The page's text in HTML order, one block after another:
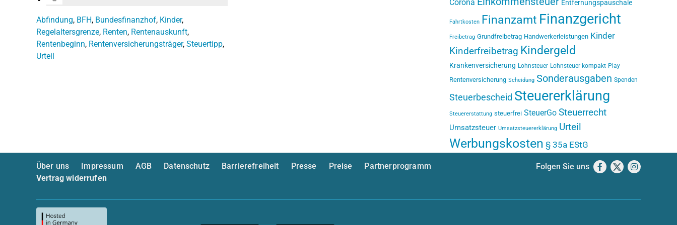
Abfindung, BFH, Bundesfinanzhof, Kinder,
Regelaltersgrenze, Renten, Rentenauskunft,
Rentenbeginn, Rentenversicherungsträger, Steuertipp,
Urteil
Corona Entfernungspauschale
Fahrtkosten Finanzamt Finanzgericht
Freibetrag Grundfreibetrag Handwerkerleistungen Kinder
Kinderfreibetrag Kindergeld
Krankenversicherung Lohnsteuer Lohnsteuer kompakt Play
Rentenversicherung Scheidung Sonderausgaben Spenden
Steuerbescheid Steuererklärung
Steuererstattung steuerfrei SteuerGo Steuerrecht
Umsatzsteuer Umsatzsteuererklärung Urteil
Werbungskosten § 35a EStG
Über uns Impressum AGB Datenschutz Barrierefreiheit Presse Preise
Partnerprogramm
Vertrag widerrufen
Folgen Sie uns Facebook
X Instagram